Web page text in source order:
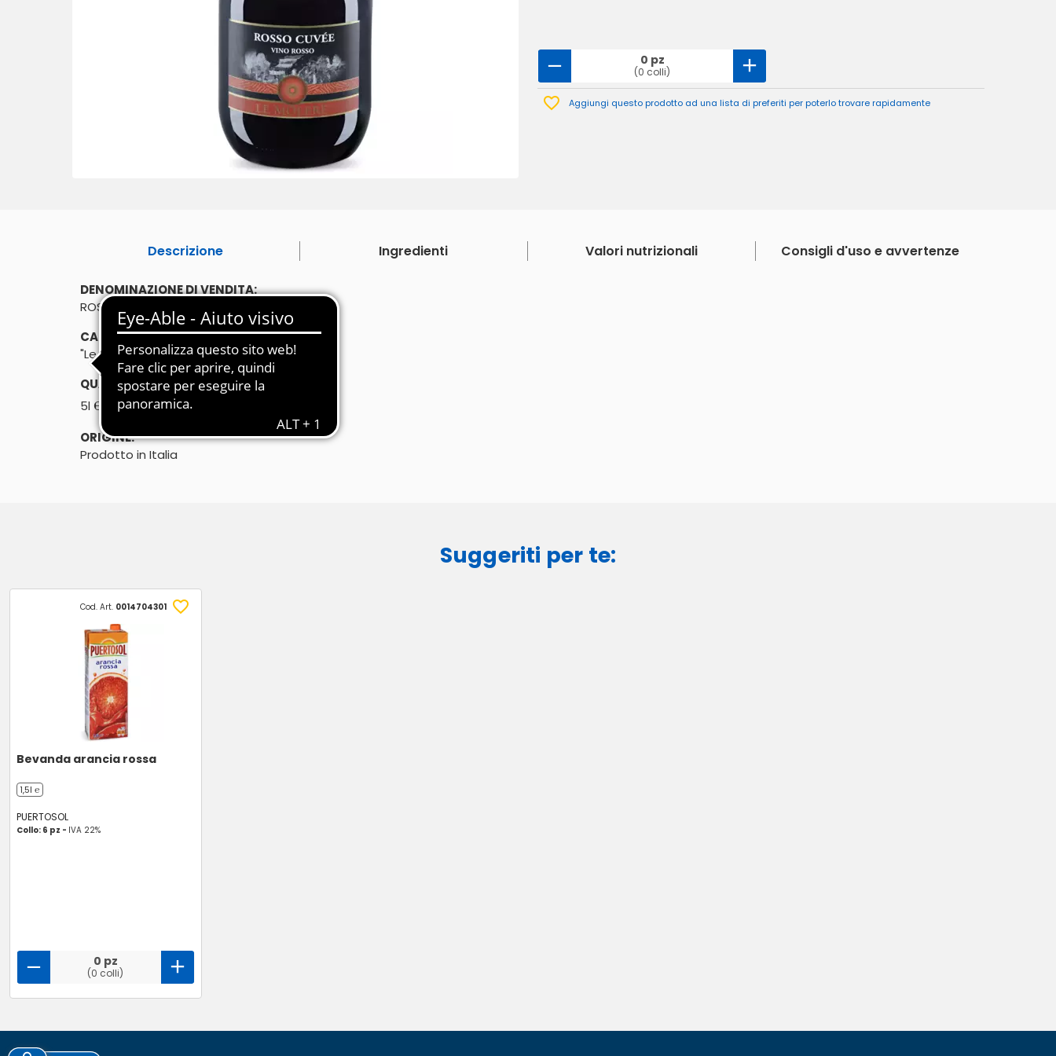
0 pz
(0 colli)
Aggiungi questo prodotto ad una lista di preferiti per poterlo trovare rapidamente
Descrizione Ingredienti Valori nutrizionali Consigli d'uso e avvertenze
DENOMINAZIONE DI VENDITA:
ROSSO CUVÉE - VINO ROSSO
CARATTERISTICHE:
"Le Molere"
QUANTITÀ:
5l ℮
ORIGINE:
Prodotto in Italia
Suggeriti per te:
Cod. Art. 0014704301
Bevanda arancia rossa
1,5l ℮
PUERTOSOL
Collo: 6 pz - IVA 22%
0 pz
(0 colli)